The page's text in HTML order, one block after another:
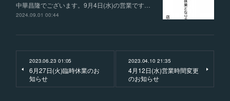
中華昌隆でございます。9月4日(水)の営業です…
2024.09.01 00:44
2023.06.23 01:05
6月27日(火)臨時休業のお
知らせ
2023.04.10 21:35
4月12日(水)営業時間変更
のお知らせ